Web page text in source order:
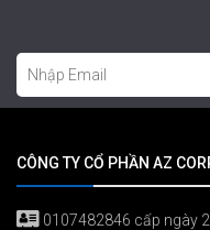
CÔNG TY CỔ PHẦN AZ
0107482846 cấp ngày